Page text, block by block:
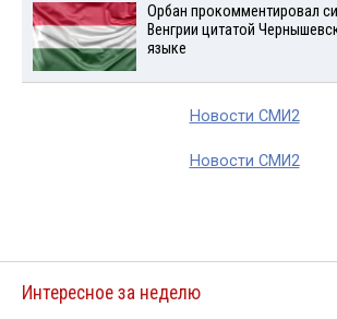
Орбан прокомментировал
Венгрии цитатой
языке
Новости СМИ2
Новости СМИ2
Интересное за неделю